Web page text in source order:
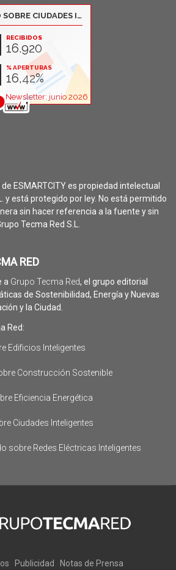
ESMARTCITY es propiedad intelectual
y está protegido por ley. No está permitido
sin hacer referencia a la fuente y sin
Tecma Red S.L.
RED
a Grupo Tecma Red, el grupo editorial
de Sostenibilidad, Energía y Nuevas
y la Ciudad.
Red:
Edificios Inteligentes
Construcción Sostenible
Eficiencia Energética
Ciudades Inteligentes
sobre Redes Eléctricas Inteligentes
Publicidad Notas de Prensa